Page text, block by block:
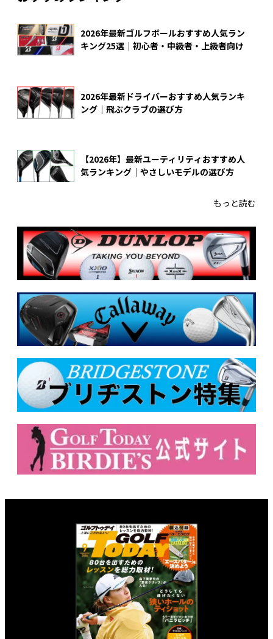
2026年最新ゴルフボールおすすめ人気ラン
キング25選｜初心者・中級者・上級者向け
2026年最新ドライバーおすすめ人気ランキ
ング｜飛ぶクラブの選び方
【2026年】最新ユーティリティおすすめ人
気ランキング｜やさしいモデルの選び方
もっと読む